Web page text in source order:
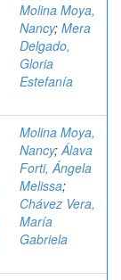
Molina Moya,
Nancy; Mera
Delgado,
Gloria
Estefanía
Molina Moya,
Nancy;Álava
Forti, Ángela
Melissa;
Chávez Vera,
María
Gabriela